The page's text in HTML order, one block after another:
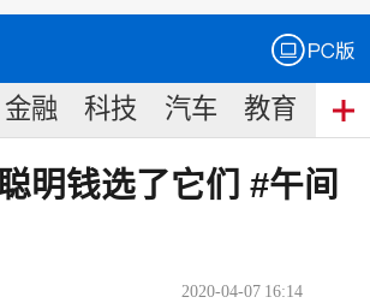
金融 科技 汽车 教育 食
明钱选了它们 #午间
2020-04-07 16:14